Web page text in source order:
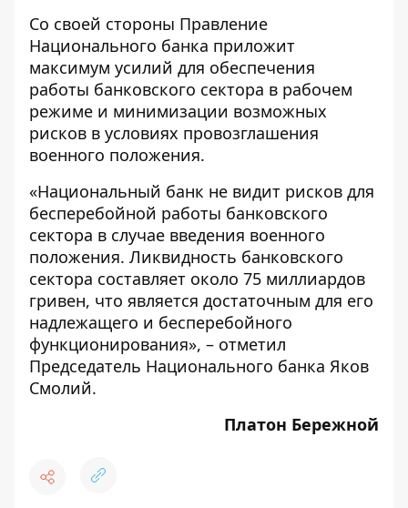
Со своей стороны Правление
Национального банка приложит
максимум усилий для обеспечения
работы банковского сектора в рабочем
режиме и минимизации возможных
рисков в условиях провозглашения
военного положения.
«Национальный банк не видит рисков для
бесперебойной работы банковского
сектора в случае введения военного
положения. Ликвидность банковского
сектора составляет около 75 миллиардов
гривен, что является достаточным для его
надлежащего и бесперебойного
функционирования», – отметил
Председатель Национального банка Яков
Смолий.
Платон Бережной